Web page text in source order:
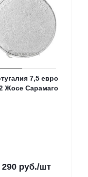
7,5 евро
Жосе Сарамаго
290 руб./шт